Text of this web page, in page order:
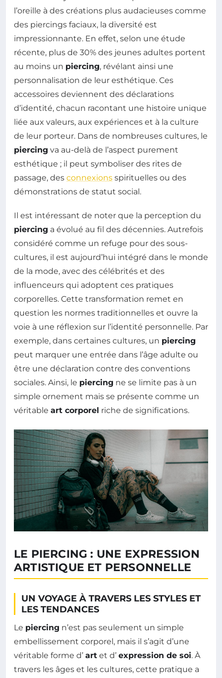
l’oreille à des créations plus audacieuses comme
des piercings faciaux, la diversité est
impressionnante. En effet, selon une étude
récente, plus de 30% des jeunes adultes portent
au moins un piercing, révélant ainsi une
personnalisation de leur esthétique. Ces
accessoires deviennent des déclarations
d’identité, chacun racontant une histoire unique
liée aux valeurs, aux expériences et à la culture
de leur porteur. Dans de nombreuses cultures, le
piercing va au-delà de l’aspect purement
esthétique ; il peut symboliser des rites de
passage, des connexions spirituelles ou des
démonstrations de statut social.
Il est intéressant de noter que la perception du
piercing a évolué au fil des décennies. Autrefois
considéré comme un refuge pour des sous-
cultures, il est aujourd’hui intégré dans le monde
de la mode, avec des célébrités et des
influenceurs qui adoptent ces pratiques
corporelles. Cette transformation remet en
question les normes traditionnelles et ouvre la
voie à une réflexion sur l’identité personnelle. Par
exemple, dans certaines cultures, un piercing
peut marquer une entrée dans l’âge adulte ou
être une déclaration contre des conventions
sociales. Ainsi, le piercing ne se limite pas à un
simple ornement mais se présente comme un
véritable art corporel riche de significations.
LE PIERCING : UNE EXPRESSION
ARTISTIQUE ET PERSONNELLE
UN VOYAGE À TRAVERS LES STYLES ET
LES TENDANCES
Le piercing n’est pas seulement un simple
embellissement corporel, mais il s’agit d’une
véritable forme d’ art et d’ expression de soi. À
travers les âges et les cultures, cette pratique a